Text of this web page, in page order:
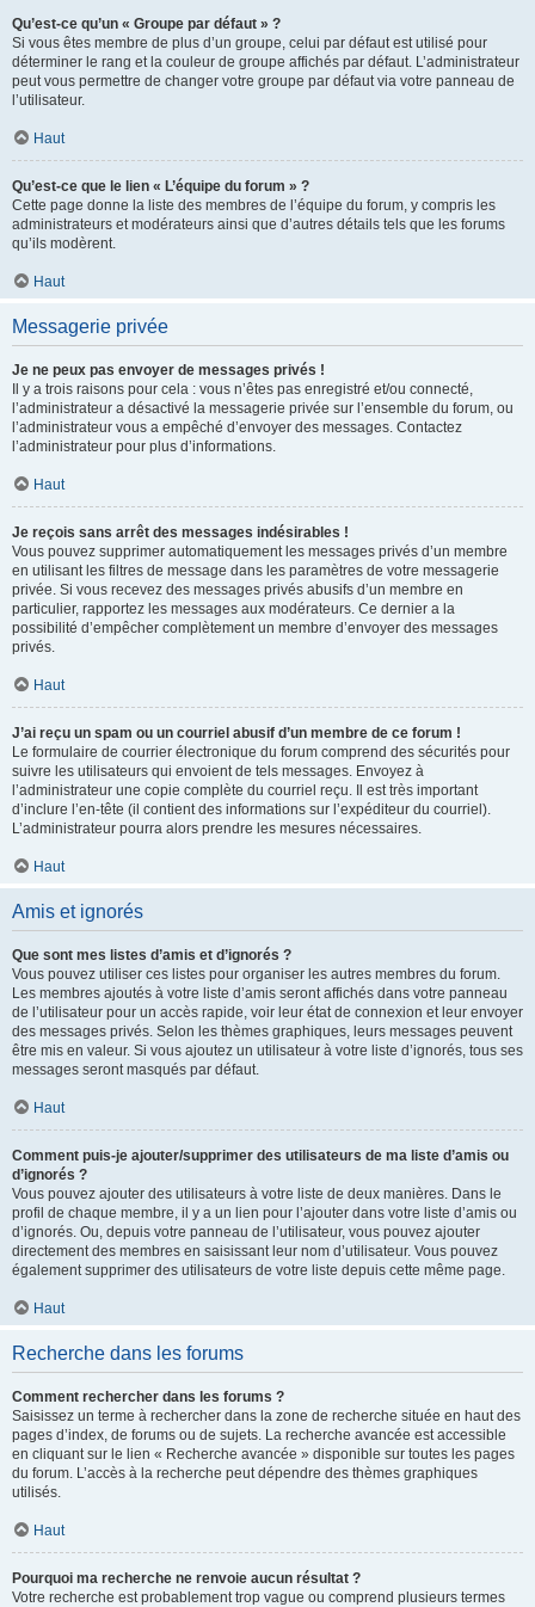
Qu’est-ce qu’un « Groupe par défaut » ?
Si vous êtes membre de plus d’un groupe, celui par défaut est utilisé pour
déterminer le rang et la couleur de groupe affichés par défaut. L’administrateur
peut vous permettre de changer votre groupe par défaut via votre panneau de
l’utilisateur.
Haut
Qu’est-ce que le lien « L’équipe du forum » ?
Cette page donne la liste des membres de l’équipe du forum, y compris les
administrateurs et modérateurs ainsi que d’autres détails tels que les forums
qu’ils modèrent.
Haut
Messagerie privée
Je ne peux pas envoyer de messages privés !
Il y a trois raisons pour cela : vous n’êtes pas enregistré et/ou connecté,
l’administrateur a désactivé la messagerie privée sur l’ensemble du forum, ou
l’administrateur vous a empêché d’envoyer des messages. Contactez
l’administrateur pour plus d’informations.
Haut
Je reçois sans arrêt des messages indésirables !
Vous pouvez supprimer automatiquement les messages privés d’un membre
en utilisant les filtres de message dans les paramètres de votre messagerie
privée. Si vous recevez des messages privés abusifs d’un membre en
particulier, rapportez les messages aux modérateurs. Ce dernier a la
possibilité d’empêcher complètement un membre d’envoyer des messages
privés.
Haut
J’ai reçu un spam ou un courriel abusif d’un membre de ce forum !
Le formulaire de courrier électronique du forum comprend des sécurités pour
suivre les utilisateurs qui envoient de tels messages. Envoyez à
l’administrateur une copie complète du courriel reçu. Il est très important
d’inclure l’en-tête (il contient des informations sur l’expéditeur du courriel).
L’administrateur pourra alors prendre les mesures nécessaires.
Haut
Amis et ignorés
Que sont mes listes d’amis et d’ignorés ?
Vous pouvez utiliser ces listes pour organiser les autres membres du forum.
Les membres ajoutés à votre liste d’amis seront affichés dans votre panneau
de l’utilisateur pour un accès rapide, voir leur état de connexion et leur envoyer
des messages privés. Selon les thèmes graphiques, leurs messages peuvent
être mis en valeur. Si vous ajoutez un utilisateur à votre liste d’ignorés, tous ses
messages seront masqués par défaut.
Haut
Comment puis-je ajouter/supprimer des utilisateurs de ma liste d’amis ou
d’ignorés ?
Vous pouvez ajouter des utilisateurs à votre liste de deux manières. Dans le
profil de chaque membre, il y a un lien pour l’ajouter dans votre liste d’amis ou
d’ignorés. Ou, depuis votre panneau de l’utilisateur, vous pouvez ajouter
directement des membres en saisissant leur nom d’utilisateur. Vous pouvez
également supprimer des utilisateurs de votre liste depuis cette même page.
Haut
Recherche dans les forums
Comment rechercher dans les forums ?
Saisissez un terme à rechercher dans la zone de recherche située en haut des
pages d’index, de forums ou de sujets. La recherche avancée est accessible
en cliquant sur le lien « Recherche avancée » disponible sur toutes les pages
du forum. L’accès à la recherche peut dépendre des thèmes graphiques
utilisés.
Haut
Pourquoi ma recherche ne renvoie aucun résultat ?
Votre recherche est probablement trop vague ou comprend plusieurs termes